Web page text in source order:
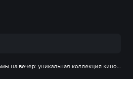
на вечер: уникальная коллекция кино